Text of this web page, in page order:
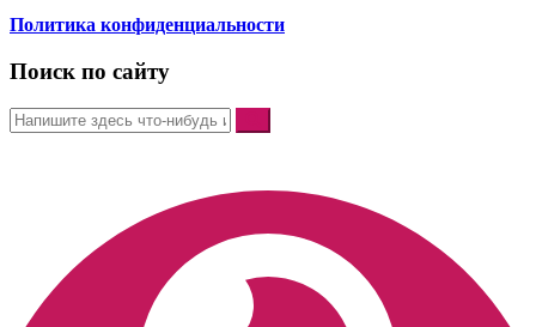
Политика конфиденциальности
Поиск по сайту